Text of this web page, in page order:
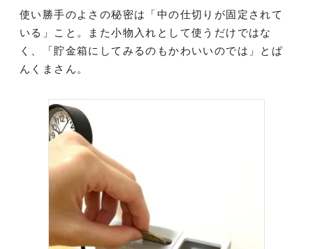
使い勝手のよさの秘密は「中の仕切りが固定されて
いる」こと。また小物入れとして使うだけではな
く、「貯金箱にしてみるのもかわいいのでは」とぱ
んくまさん。